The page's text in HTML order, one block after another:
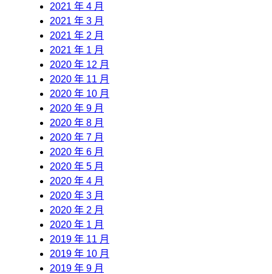
2021 年 4 月
2021 年 3 月
2021 年 2 月
2021 年 1 月
2020 年 12 月
2020 年 11 月
2020 年 10 月
2020 年 9 月
2020 年 8 月
2020 年 7 月
2020 年 6 月
2020 年 5 月
2020 年 4 月
2020 年 3 月
2020 年 2 月
2020 年 1 月
2019 年 11 月
2019 年 10 月
2019 年 9 月